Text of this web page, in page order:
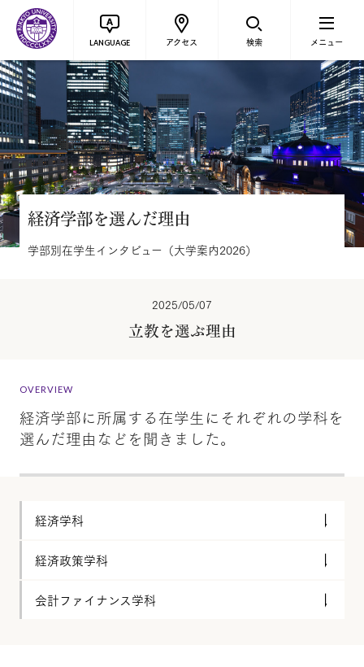
LANGUAGE アクセス 検索 メニュー
経済学部を選んだ理由
学部別在学生インタビュー（大学案内2026）
2025/05/07
立教を選ぶ理由
OVERVIEW
経済学部に所属する在学生にそれぞれの学科を
選んだ理由などを聞きました。
経済学科
経済政策学科
会計ファイナンス学科